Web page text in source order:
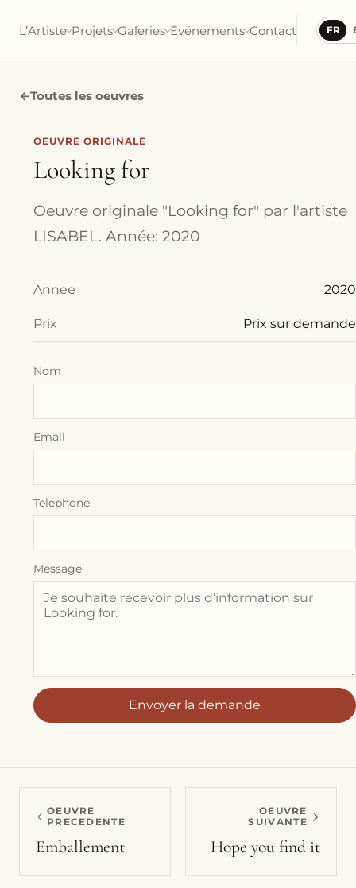
L’Artiste Projets Galeries Événements Contact FR
←Toutes les oeuvres
OEUVRE ORIGINALE
Looking for
Oeuvre originale "Looking for" par l'artiste
LISABEL. Année: 2020
Annee 2020
Prix Prix sur demande
Nom
Email
Telephone
Message
Envoyer la demande
OEUVRE
PRECEDENTE
Emballement
OEUVRE
SUIVANTE
Hope you find it